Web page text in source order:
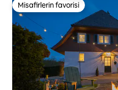
Misafirlerin favorisi
Misafirlerin favorisi